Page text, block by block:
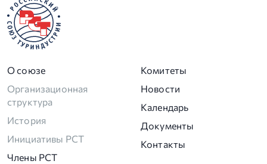
О союзе
Организационная
структура
История
Инициативы РСТ
Члены РСТ
Комитеты
Новости
Календарь
Документы
Контакты